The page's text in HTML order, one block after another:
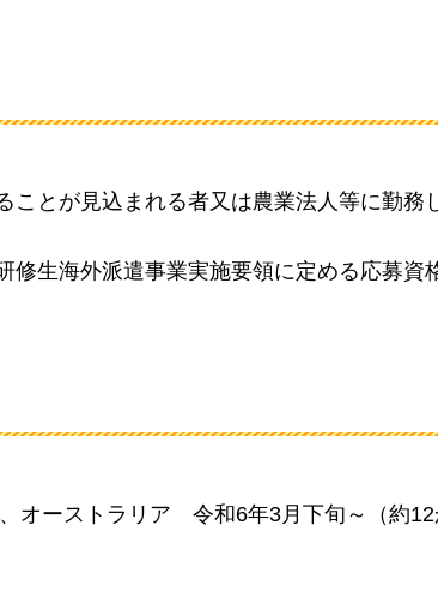
とが見込まれる者又は農業法人等に勤務
生海外派遣事業実施要領に定める応募資
、オーストラリア 令和6年3月下旬～（約12